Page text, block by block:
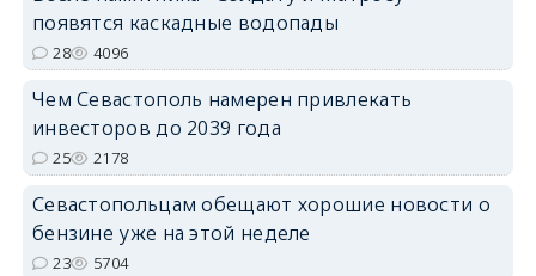
появятся каскадные водопады
28 4096
Чем Севастополь намерен привлекать
инвесторов до 2039 года
25 2178
Севастопольцам обещают хорошие новости о
бензине уже на этой неделе
23 5704